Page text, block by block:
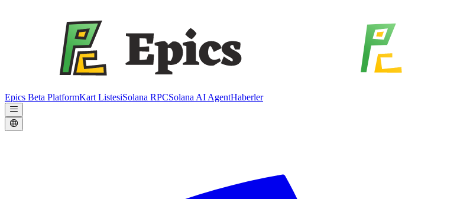
Epics Beta PlatformKart ListesiSolana RPCSolana AI AgentHaberler